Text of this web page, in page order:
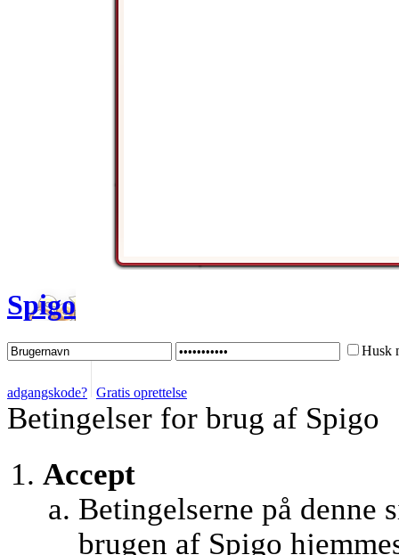
Spigo
Husk
adgangskode? Gratis oprettelse
Betingelser for brug af Spigo
Accept
Betingelserne på denne
brugen af Spigo